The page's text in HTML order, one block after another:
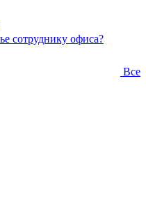
сотруднику офиса?
Все